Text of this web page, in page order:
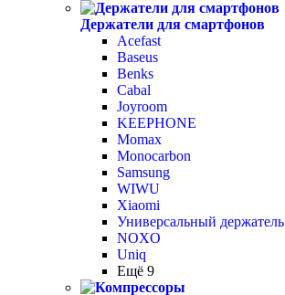
Держатели для смартфонов
Acefast
Baseus
Benks
Cabal
Joyroom
KEEPHONE
Momax
Monocarbon
Samsung
WIWU
Xiaomi
Универсальный держатель
NOXO
Uniq
Ещё 9